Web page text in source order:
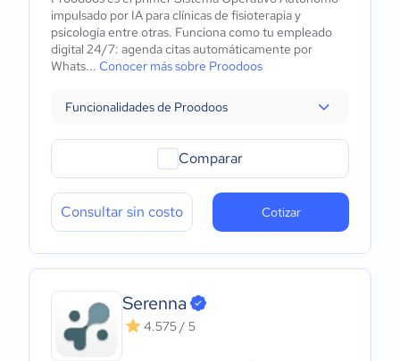
impulsado por IA para clínicas de fisioterapia y
psicología entre otras. Funciona como tu empleado
digital 24/7: agenda citas automáticamente por
Whats... Conocer más sobre Proodoos
Funcionalidades de Proodoos
Comparar
Consultar sin costo Cotizar
Serenna
4.575 / 5